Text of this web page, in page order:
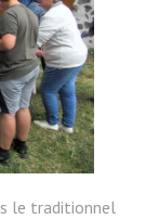
le traditionnel